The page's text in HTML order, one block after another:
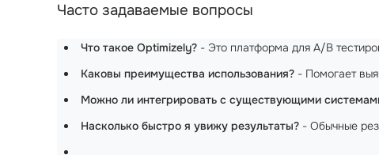
Часто задаваемые вопросы
Что такое Optimizely? - Это платформа для A/B
Каковы преимущества использования? - Помогает
Можно ли интегрировать с существующими
Насколько быстро я увижу результаты? - Обычные